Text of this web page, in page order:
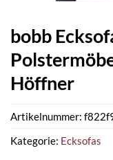
bobb
Höffner
Artikelnummer:
Kategorie: Ecksofas